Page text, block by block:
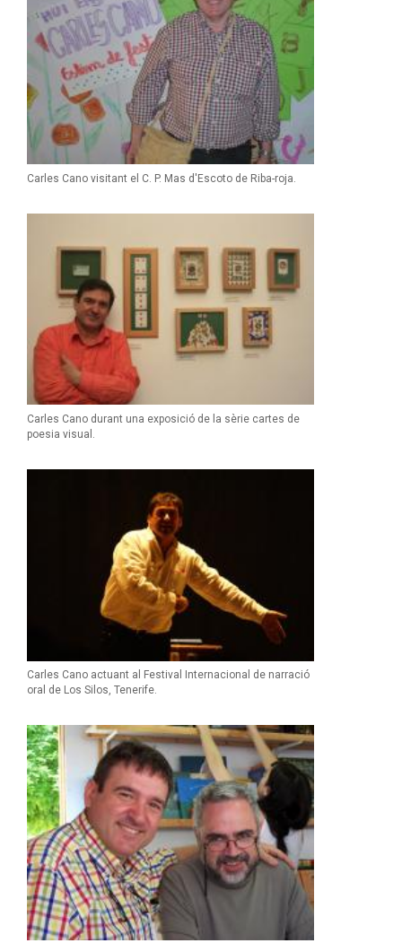
Carles Cano visitant el C. P. Mas d'Escoto de Riba-roja.
Carles Cano durant una exposició de la sèrie cartes de
poesia visual.
Carles Cano actuant al Festival Internacional de narració
oral de Los Silos, Tenerife.